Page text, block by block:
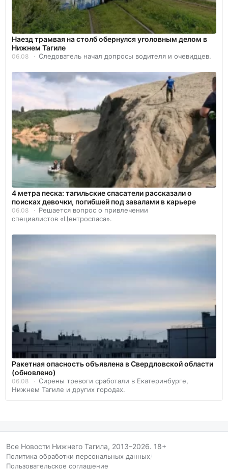
Наезд трамвая на столб обернулся уголовным делом в
Нижнем Тагиле
06.08 Следователь начал допросы водителя и очевидцев.
4 метра песка: тагильские спасатели рассказали о
поисках девочки, погибшей под завалами в карьере
06.08
Решается вопрос о привлечении
специалистов «Центроспаса».
️Ракетная опасность объявлена в Свердловской области
(обновлено)
06.08
Сирены тревоги сработали в Екатеринбурге,
Нижнем Тагиле и других городах.
Все Новости Нижнего Тагила, 2013–2026. 18+
Политика обработки персональных данных/
Пользовательское соглашение